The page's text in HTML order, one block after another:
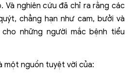
Và nghiên cứu đã chỉ ra rằng các
chẳng hạn như cam, bưởi và
những người mắc bệnh tiểu
một nguồn tuyệt vời của: